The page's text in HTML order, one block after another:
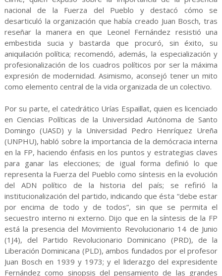
nacional de la Fuerza del Pueblo y destacó cómo se
desarticuló la organización que había creado Juan Bosch, tras
reseñar la manera en que Leonel Fernández resistió una
embestida sucia y bastarda que procuró, sin éxito, su
aniquilación política; recomendó, además, la especialización y
profesionalización de los cuadros políticos por ser la máxima
expresión de modernidad. Asimismo, aconsejó tener un mito
como elemento central de la vida organizada de un colectivo.
Por su parte, el catedrático Urías Espaillat, quien es licenciado
en Ciencias Políticas de la Universidad Autónoma de Santo
Domingo (UASD) y la Universidad Pedro Henríquez Ureña
(UNPHU), habló sobre la importancia de la demócracia interna
en la FP, haciendo énfasis en los puntos y estrategias claves
para ganar las elecciones; de igual forma definió lo que
representa la Fuerza del Pueblo como síntesis en la evolución
del ADN político de la historia del país; se refirió la
institucionalización del partido, indicando que ésta “debe estar
por encima de todo y de todos”, sin que se permita el
secuestro interno ni externo. Dijo que en la síntesis de la FP
está la presencia del Movimiento Revolucionario 14 de Junio
(1J4), del Partido Revolucionario Dominicano (PRD), de la
Liberación Dominicana (PLD), ambos fundados por el profesor
Juan Bosch en 1939 y 1973; y el liderazgo del expresidente
Fernández como sinopsis del pensamiento de las grandes